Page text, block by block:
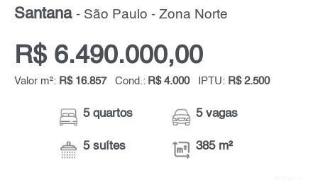
Santana - São Paulo - Zona Norte
R$ 6.490.000,00
Valor m²: R$ 16.857 Cond.: R$ 4.000 IPTU: R$ 2.500
5 quartos
5 suítes
5 vagas
385 m²